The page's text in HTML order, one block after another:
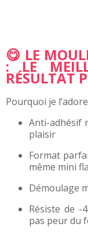
😋 LE
: LE
RÉSULTAT
Pourquoi je
Anti-adhésif
plaisir
Format
même mini
Démoulage
Résiste de -
pas peur du